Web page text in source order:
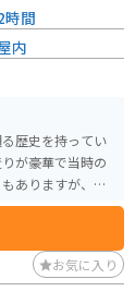
歴史を持ってい
が豪華で当時の
ありますが、ど
れるのでオスス
時間
内
お気に入り